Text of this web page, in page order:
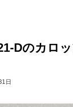
Dのカロ
日